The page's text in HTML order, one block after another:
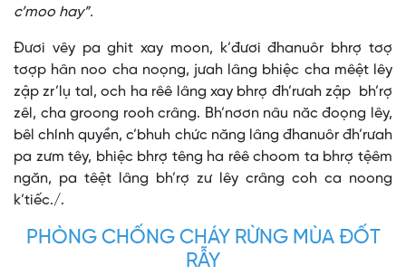
c’moo hay”.
Đươi vêy pa ghit xay moon, k’đươi đhanuôr bhrợ tơợ
tơợp hân noo cha noọng, jưah lâng bhiệc cha mêệt lêy
zập zr’lụ tal, och ha rêê lâng xay bhrợ đh’rưah zập bh’rợ
zêl, cha groong rooh crâng. Bh’nơơn nâu năc đoọng lêy,
bêl chính quyền, c’bhuh chức năng lâng đhanuôr đh’rưah
pa zưm têy, bhiệc bhrợ têng ha rêê choom ta bhrợ tệêm
ngăn, pa têệt lâng bh’rợ zư lêy crâng coh ca noong
k’tiếc./.
PHÒNG CHỐNG CHÁY RỪNG MÙA ĐỐT
RẪY